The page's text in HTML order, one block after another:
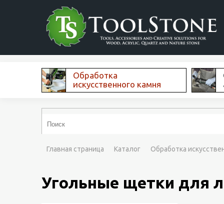
Обработка
искусственного камня
Главная страница Каталог Обработка
Угольные щетки для